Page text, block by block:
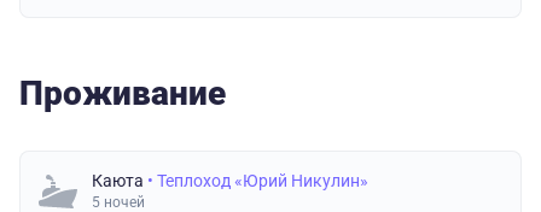
Проживание
Каюта • Теплоход «Юрий Никулин»
5 ночей